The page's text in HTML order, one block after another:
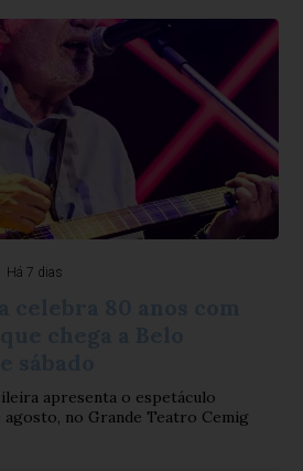
Há 7 dias
apresenta o espetáculo
agosto, no Grande Teatro Cemig